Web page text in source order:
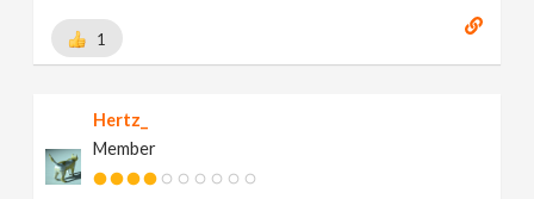
1
Hertz_
Member